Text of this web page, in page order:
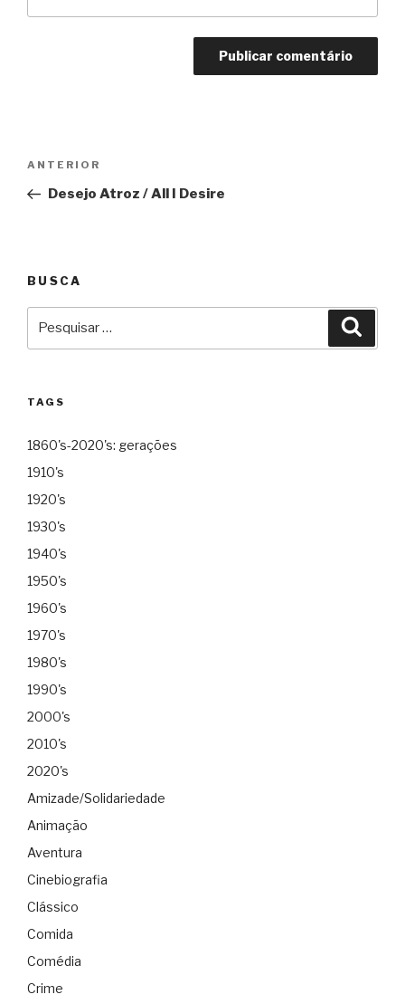
Post
Anterior
ANTERIOR
Desejo Atroz / All I Desire
BUSCA
TAGS
1860's-2020's: gerações
1910's
1920's
1930's
1940's
1950's
1960's
1970's
1980's
1990's
2000's
2010's
2020's
Amizade/Solidariedade
Animação
Aventura
Cinebiografia
Clássico
Comida
Comédia
Crime